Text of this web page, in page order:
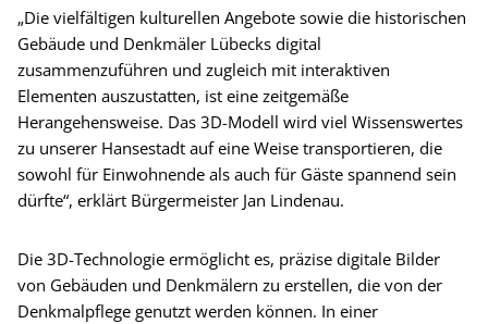
„Die vielfältigen kulturellen Angebote sowie die historischen
Gebäude und Denkmäler Lübecks digital
zusammenzuführen und zugleich mit interaktiven
Elementen auszustatten, ist eine zeitgemäße
Herangehensweise. Das 3D-Modell wird viel Wissenswertes
zu unserer Hansestadt auf eine Weise transportieren, die
sowohl für Einwohnende als auch für Gäste spannend sein
dürfte“, erklärt Bürgermeister Jan Lindenau.
Die 3D-Technologie ermöglicht es, präzise digitale Bilder
von Gebäuden und Denkmälern zu erstellen, die von der
Denkmalpflege genutzt werden können. In einer